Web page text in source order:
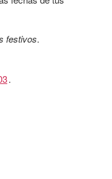
festivos.
.